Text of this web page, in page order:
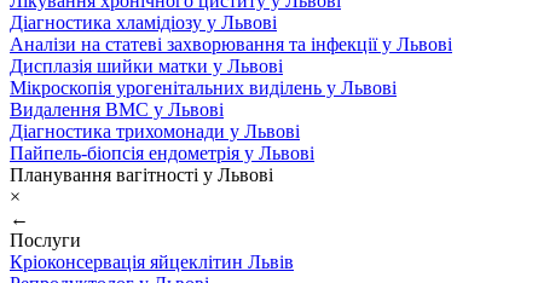
Діагностика хламідіозу у Львові
Аналізи на статеві захворювання та інфекції у Львові
Дисплазія шийки матки у Львові
Мікроскопія урогенітальних виділень у Львові
Видалення ВМС у Львові
Діагностика трихомонади у Львові
Пайпель-біопсія ендометрія у Львові
Планування вагітності у Львові
×
←
Послуги
Кріоконсервація яйцеклітин Львів